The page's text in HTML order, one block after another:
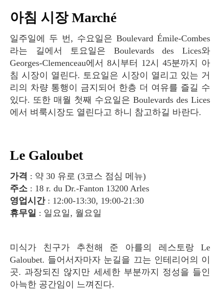
아침 시장 Marché
일주일에 두 번, 수요일은 Boulevard Émile-Combes
라는 길에서 토요일은 Boulevards des Lices와
Georges-Clemenceau에서 8시부터 12시 45분까지 아
침 시장이 열린다. 토요일은 시장이 열리고 있는 거
리의 차량 통행이 금지되어 한층 더 여유를 즐길 수
있다. 또한 매월 첫째 수요일은 Boulevards des Lices
에서 벼룩시장도 열린다고 하니 참고하길 바란다.
Le Galoubet
가격 : 약 30 유로 (3코스 점심 메뉴)
주소 : 18 r. du Dr.-Fanton 13200 Arles
영업시간: 12:00-13:30, 19:00-21:30
휴무일 : 일요일, 월요일
미식가 친구가 추천해 준 아를의 레스토랑 Le
Galoubet. 들어서자마자 눈길을 끄는 인테리어의 이
곳. 과장되진 않지만 세세한 부분까지 정성을 들인
아늑한 공간임이 느껴진다.